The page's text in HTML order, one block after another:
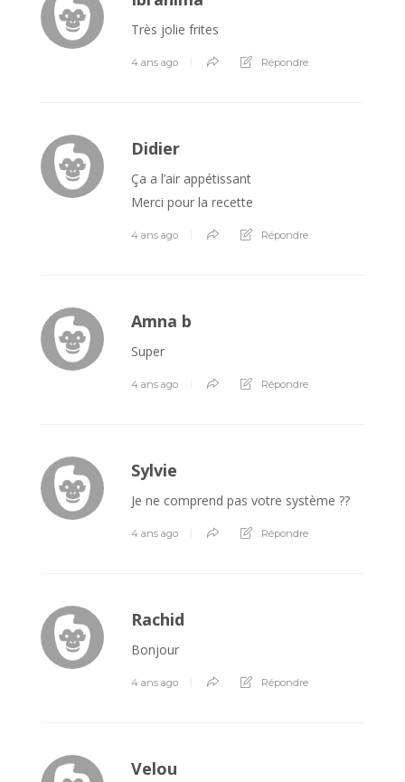
Très jolie frites
4 ans ago Répondre
Didier
Ça a l’air appétissant
Merci pour la recette
4 ans ago Répondre
Amna b
Super
4 ans ago Répondre
Sylvie
Je ne comprend pas votre système ??
4 ans ago Répondre
Rachid
Bonjour
4 ans ago Répondre
Velou